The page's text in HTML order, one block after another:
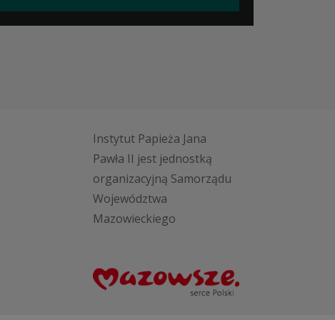
Instytut Papieża Jana
Pawła II jest jednostką
organizacyjną Samorządu
Województwa
Mazowieckiego